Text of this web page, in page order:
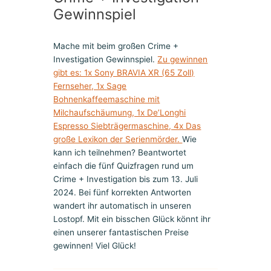
Gewinnspiel
Mache mit beim großen Crime +
Investigation Gewinnspiel.Zu gewinnen
gibt es: 1x Sony BRAVIA XR (65 Zoll)
Fernseher, 1x Sage
Bohnenkaffeemaschine mit
Milchaufschäumung, 1x De’Longhi
Espresso Siebträgermaschine, 4x Das
große Lexikon der Serienmörder.Wie
kann ich teilnehmen? Beantwortet
einfach die fünf Quizfragen rund um
Crime + Investigation bis zum 13. Juli
2024. Bei fünf korrekten Antworten
wandert ihr automatisch in unseren
Lostopf. Mit ein bisschen Glück könnt ihr
einen unserer fantastischen Preise
gewinnen! Viel Glück!